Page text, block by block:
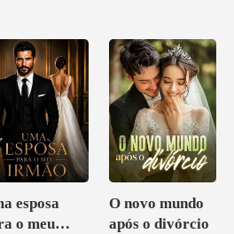
esposa
o meu
O novo mundo
após o divórcio